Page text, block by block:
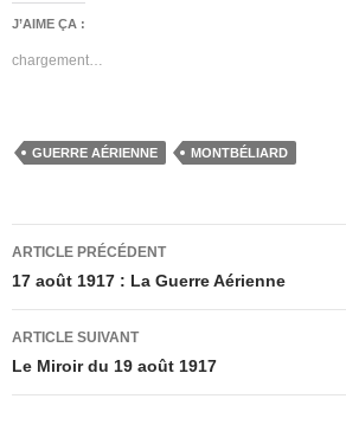
J’AIME ÇA :
chargement…
GUERRE AÉRIENNE MONTBÉLIARD
Navigation
des
articles
ARTICLE PRÉCÉDENT
17 août 1917 : La Guerre Aérienne
ARTICLE SUIVANT
Le Miroir du 19 août 1917